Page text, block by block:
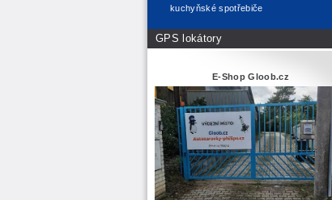
kuchyňské spotřebiče
GPS lokátory
E-Shop Gloob.cz